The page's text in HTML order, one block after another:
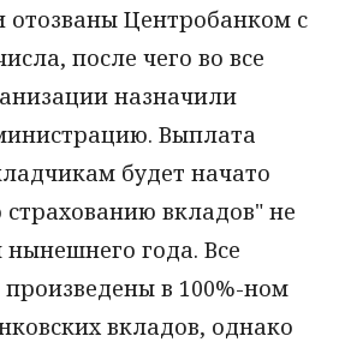
Центробанком с
после чего во все
назначили
Выплата
будет начато
страхованию вкладов" не
года. Все
в 100%-ном
вкладов, однако